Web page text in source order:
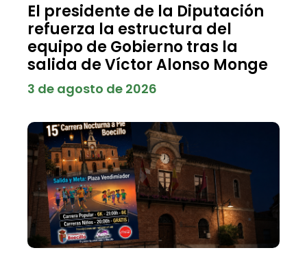
El presidente de la Diputación
refuerza la estructura del
equipo de Gobierno tras la
salida de Víctor Alonso Monge
3 de agosto de 2026